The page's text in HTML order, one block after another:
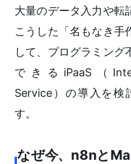
大量のデータ入力や転
こうした「名もなき手
して、プログラミング
できるiPaaS（
Service）の導入を検
す。
なぜ今、n8nと